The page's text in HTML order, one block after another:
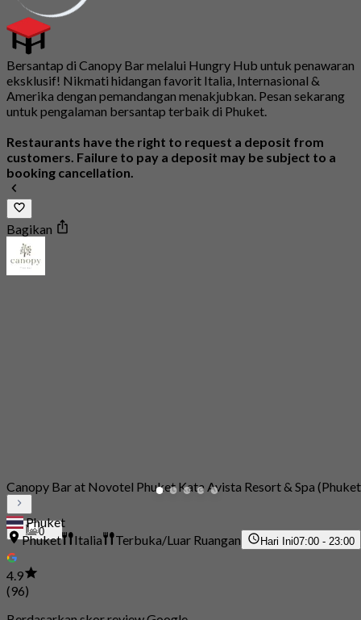
Bersantap di Canopy Bar melalui Hungry Hub untuk penawaran
eksklusif! Nikmati hidangan favorit Italia, Internasional &
Amerika dengan pemandangan menakjubkan. Pesan sekarang
untuk pengalaman bersantap terbaik di Phuket.
Restaurants have the right to request a deposit from
customers. Failure to pay a deposit may be subject to a
booking cancellation.
Bagikan
0
Canopy Bar at Novotel Phuket Kata Avista Resort & Spa
Phuket
Phuket
Italia Terbuka/Luar Ruangan Hari Ini07:00 - 23:00
4.9
(96)